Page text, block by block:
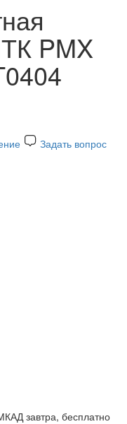
PMX
Задать вопрос
завтра, бесплатно